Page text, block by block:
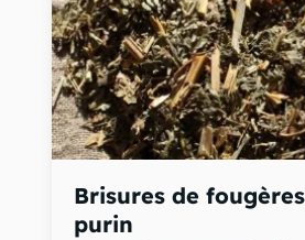
Brisures de
purin